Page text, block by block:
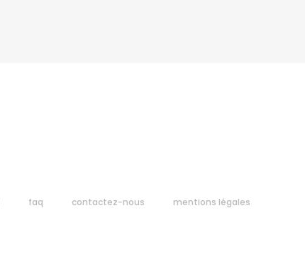
faq contactez-nous
mentions légales